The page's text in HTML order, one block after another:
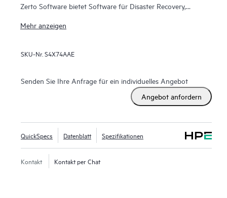
Zerto Software bietet Software für Disaster Recovery,
und Cloud-Umgebungen. HPE Zerto Software wurde für
und stellt sicher, dass Unternehmen sich schnell erholen
auf Sekunden beschränkt bleiben.
HPE Zerto unterstützt eine breite Palette von IT-
Umgebungen, darunter VMware®, Hyper-V® und Public
bietet eine einheitliche, skalierbare Lösung, die die
Komplexität der Datensicherung vereinfacht und es
Unternehmen ermöglicht, Anwendungen und Daten über
verschiedene Infrastrukturen hinweg nahtlos zu sichern und
Mehr anzeigen
SKU-Nr. S4X74AAE
Senden Sie Ihre Anfrage für ein individuelles Angebot
Angebot anfordern
QuickSpecs Datenblatt Spezifikationen
Kontakt Kontakt per Chat